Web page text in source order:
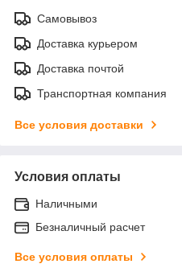
Самовывоз
Доставка курьером
Доставка почтой
Транспортная компания
Все условия доставки
Условия оплаты
Наличными
Безналичный расчет
Все условия оплаты